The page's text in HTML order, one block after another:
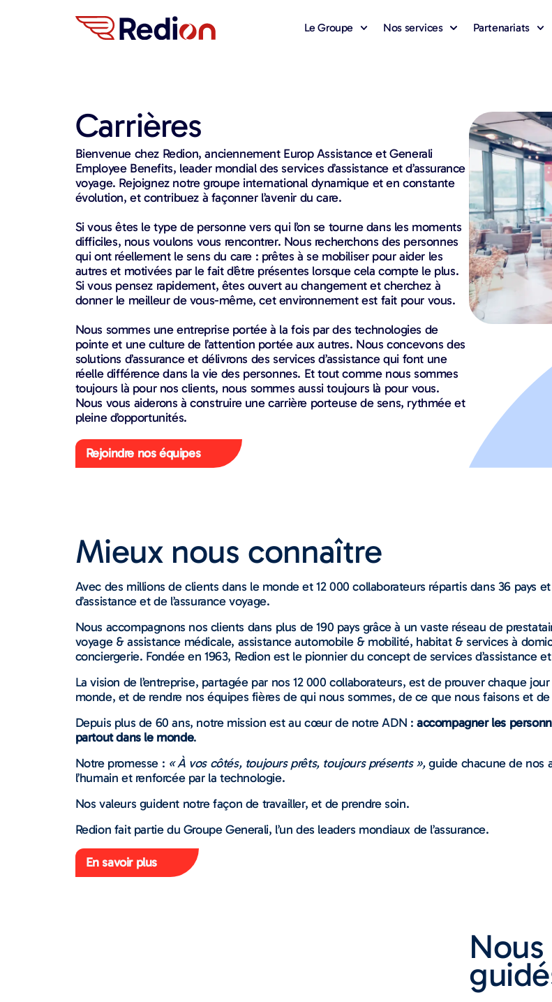
Le Groupe Nos services Partenariats
Carrières
Bienvenue chez Redion, anciennement Europ Assistance et Generali
Employee Benefits, leader mondial des services d’assistance et d’assurance
voyage. Rejoignez notre groupe international dynamique et en constante
évolution, et contribuez à façonner l’avenir du care.
Si vous êtes le type de personne vers qui l’on se tourne dans les moments
difficiles, nous voulons vous rencontrer. Nous recherchons des personnes
qui ont réellement le sens du care : prêtes à se mobiliser pour aider les
autres et motivées par le fait d’être présentes lorsque cela compte le plus.
Si vous pensez rapidement, êtes ouvert au changement et cherchez à
donner le meilleur de vous-même, cet environnement est fait pour vous.
Nous sommes une entreprise portée à la fois par des technologies de
pointe et une culture de l’attention portée aux autres. Nous concevons des
solutions d’assurance et délivrons des services d’assistance qui font une
réelle différence dans la vie des personnes. Et tout comme nous sommes
toujours là pour nos clients, nous sommes aussi toujours là pour vous.
Nous vous aiderons à construire une carrière porteuse de sens, rythmée et
pleine d’opportunités.
Rejoindre nos équipes
Mieux nous connaître
Avec des millions de clients dans le monde et 12 000 collaborateurs répartis dans 36 pays
d’assistance et de l’assurance voyage.
Nous accompagnons nos clients dans plus de 190 pays grâce à un vaste réseau de
voyage & assistance médicale, assistance automobile & mobilité, habitat & services à
conciergerie. Fondée en 1963, Redion est le pionnier du concept de services d’assistance
La vision de l’entreprise, partagée par nos 12 000 collaborateurs, est de prouver chaque
monde, et de rendre nos équipes fières de qui nous sommes, de ce que nous faisons et
Depuis plus de 60 ans, notre mission est au cœur de notre ADN : accompagner les
partout dans le monde.
Notre promesse : « À vos côtés, toujours prêts, toujours présents »,guide chacune de nos
l’humain et renforcée par la technologie.
Nos valeurs guident notre façon de travailler, et de prendre soin.
Redion fait partie du Groupe Generali, l’un des leaders mondiaux de l’assurance.
En savoir plus